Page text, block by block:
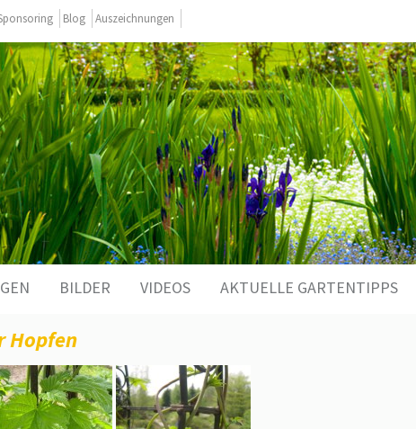
Blog Auszeichnungen
BILDER VIDEOS AKTUELLE GARTENTIPPS
Hopfen